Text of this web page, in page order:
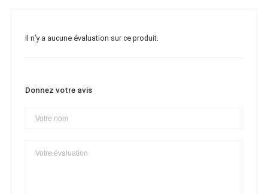
Il n’y a aucune évaluation sur ce produit.
Donnez votre avis